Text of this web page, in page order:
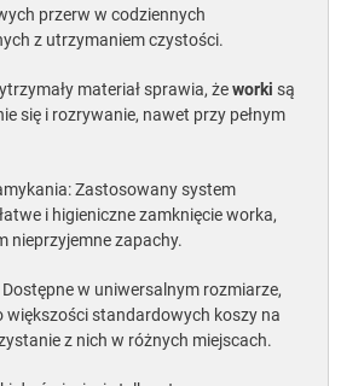
przerw w codziennych
z utrzymaniem czystości.
materiał sprawia, żeworki są
się i rozrywanie, nawet przy pełnym
Zastosowany system
i higieniczne zamknięcie worka,
nieprzyjemne zapachy.
w uniwersalnym rozmiarze,
większości standardowych koszy na
z nich w różnych miejscach.